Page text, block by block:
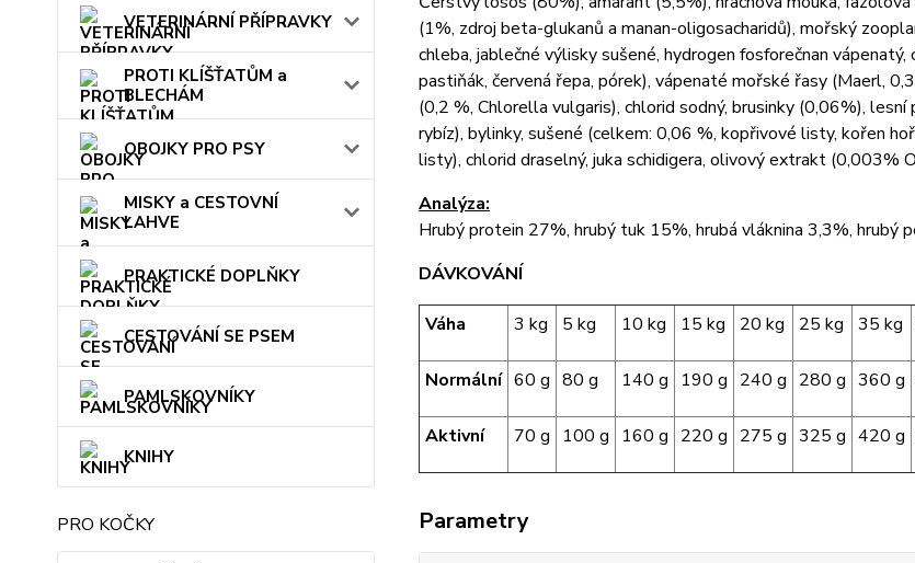
VETERINÁRNÍ PŘÍPRAVKY
PROTI KLÍŠŤATŮM a
BLECHÁM
OBOJKY PRO PSY
MISKY a CESTOVNÍ
LAHVE
PRAKTICKÉ DOPLŇKY
CESTOVÁNÍ SE PSEM
PAMLSKOVNÍKY
KNIHY
PRO KOČKY
(1%, zdroj beta-glukanů a manan-oligosacharidů), mořský
chleba, jablečné výlisky sušené, hydrogen fosforečnan
pastiňák, červená řepa, pórek), vápenaté mořské řasy (Maerl,
(0,2 %, Chlorella vulgaris), chlorid sodný, brusinky (0,06%),
rybíz), bylinky, sušené (celkem: 0,06 %, kopřivové listy, kořen
listy), chlorid draselný, juka schidigera, olivový extrakt (0,003%
Analýza:
Hrubý protein 27%, hrubý tuk 15%, hrubá vláknina 3,3%,
DÁVKOVÁNÍ
Váha 3 kg 5 kg 10 kg 15 kg 20 kg 25 kg 35 kg
Normální 60 g 80 g 140 g 190 g 240 g 280 g 360 g
Aktivní 70 g 100 g 160 g 220 g 275 g 325 g 420 g
Parametry